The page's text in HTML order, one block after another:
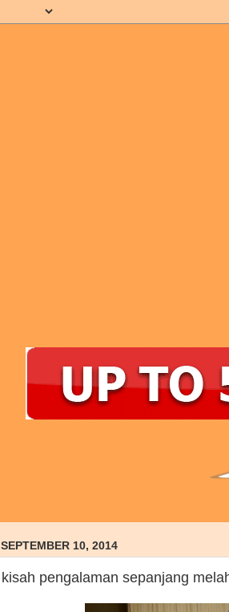
SEPTEMBER 10, 2014
kisah pengalaman sepanjang